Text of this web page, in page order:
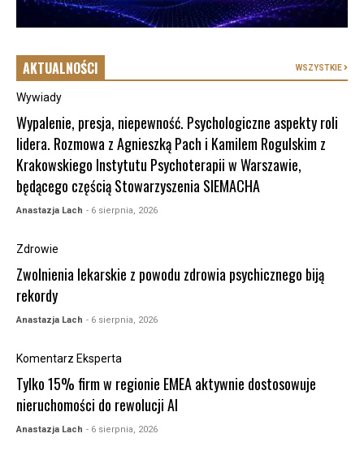
AKTUALNOŚCI WSZYSTKIE
Wywiady
Wypalenie, presja, niepewność. Psychologiczne aspekty roli
lidera. Rozmowa z Agnieszką Pach i Kamilem Rogulskim z
Krakowskiego Instytutu Psychoterapii w Warszawie,
będącego częścią Stowarzyszenia SIEMACHA
Anastazja Lach - 6 sierpnia, 2026
Zdrowie
Zwolnienia lekarskie z powodu zdrowia psychicznego biją
rekordy
Anastazja Lach - 6 sierpnia, 2026
Komentarz Eksperta
Tylko 15% firm w regionie EMEA aktywnie dostosowuje
nieruchomości do rewolucji AI
Anastazja Lach - 6 sierpnia, 2026